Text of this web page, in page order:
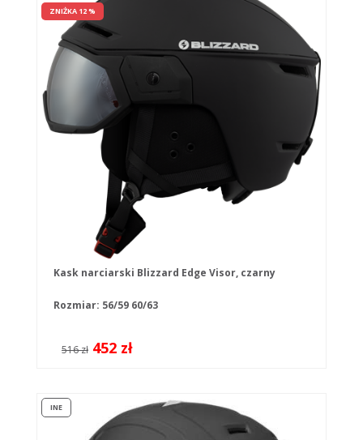
ZNIŻKA 12 %
Kask narciarski Blizzard Edge Visor, czarny
Rozmiar: 56/59 60/63
516 zł 452 zł
INE